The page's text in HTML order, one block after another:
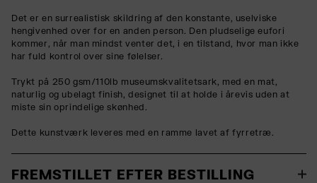
Det er en surrealistisk skildring af den konstante, uselviske
hengivenhed over for en anden person. Den pludselige eufori
kommer, når man mindst venter det, i en tilstand, hvor man ikke
har fuld kontrol over sine følelser.
Trykt på 250 gsm/110lb museumskvalitetsark, med en mat,
naturlig og ubelagt finish, designet til at holde i årevis uden at
miste sin oprindelige skønhed.
Dette kunstværk leveres med en ramme lavet af fyrretræ.
FREMSTILLET EFTER BESTILLING